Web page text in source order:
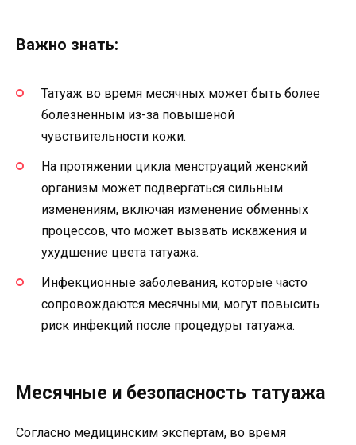
Важно знать:
Татуаж во время месячных может быть более
болезненным из-за повышеной
чувствительности кожи.
На протяжении цикла менструаций женский
организм может подвергаться сильным
изменениям, включая изменение обменных
процессов, что может вызвать искажения и
ухудшение цвета татуажа.
Инфекционные заболевания, которые часто
сопровождаются месячными, могут повысить
риск инфекций после процедуры татуажа.
Месячные и безопасность татуажа
Согласно медицинским экспертам, во время